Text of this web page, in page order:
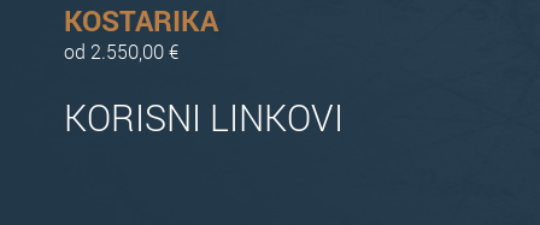
KOSTARIKA
od 2.550,00 €
KORISNI LINKOVI